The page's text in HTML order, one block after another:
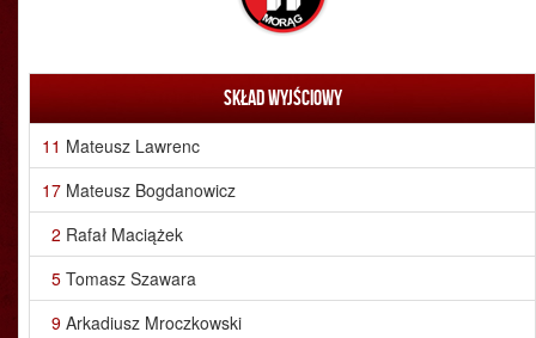
Skład wyjściowy
11 Mateusz Lawrenc
17 Mateusz Bogdanowicz
2 Rafał Maciążek
5 Tomasz Szawara
9 Arkadiusz Mroczkowski